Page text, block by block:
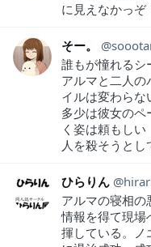
に見えなかっぞ
そー。
誰もが憧れるシ
アルマと二人の
イルは変わらな
多少は彼女の
く姿は頼もしい
人を殺そうと
ひらりん
アルマの寝相の
情報を得て現場
揮している。ノ